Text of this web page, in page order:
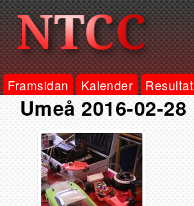
Framsidan Kalender Resultat
Umeå 2016-02-28